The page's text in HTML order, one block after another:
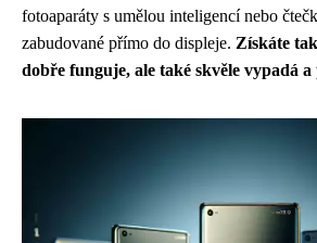
fotoaparáty s umělou inteligencí nebo
zabudované přímo do displeje. Získáte
dobře funguje, ale také skvěle vypadá